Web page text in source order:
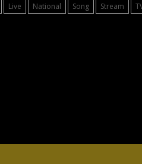
Live National Song Stream